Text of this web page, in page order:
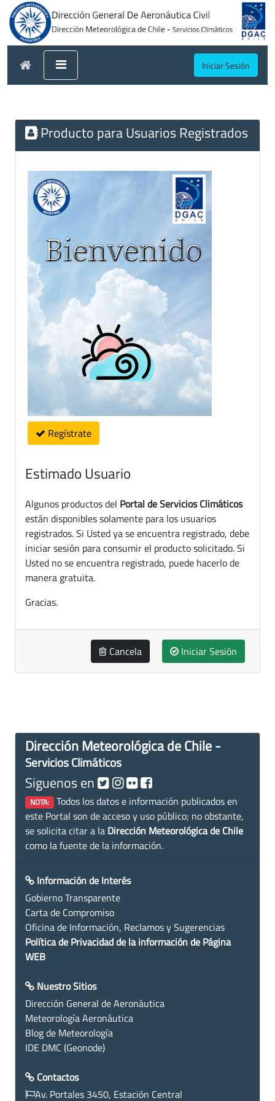
Iniciar Sesión
Producto para Usuarios Registrados
Regístrate
Estimado Usuario
Algunos productos del Portal de Servicios Climáticos
están disponibles solamente para los usuarios
registrados. Si Usted ya se encuentra registrado, debe
iniciar sesión para consumir el producto solicitado. Si
Usted no se encuentra registrado, puede hacerlo de
manera gratuita.
Gracias.
Cancela Iniciar Sesión
Dirección Meteorológica de Chile -
Servicios Climáticos
Siguenos en
NOTA: Todos los datos e información publicados en
este Portal son de acceso y uso público; no obstante,
se solicita citar a la Dirección Meteorológica de Chile
como la fuente de la información.
Información de Interés
Gobierno Transparente
Carta de Compromiso
Oficina de Información, Reclamos y Sugerencias
Política de Privacidad de la información de Página
WEB
Nuestro Sitios
Dirección General de Aeronáutica
Meteorología Aeronáutica
Blog de Meteorología
IDE DMC (Geonode)
Contactos
Av. Portales 3450, Estación Central